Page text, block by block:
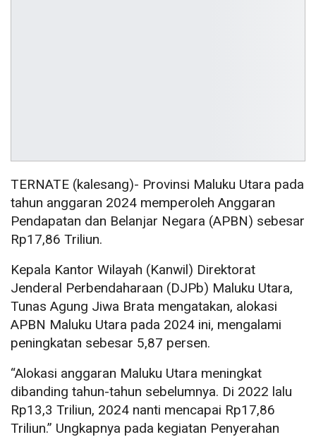
TERNATE (kalesang)- Provinsi Maluku Utara pada
tahun anggaran 2024 memperoleh Anggaran
Pendapatan dan Belanjar Negara (APBN) sebesar
Rp17,86 Triliun.
Kepala Kantor Wilayah (Kanwil) Direktorat
Jenderal Perbendaharaan (DJPb) Maluku Utara,
Tunas Agung Jiwa Brata mengatakan, alokasi
APBN Maluku Utara pada 2024 ini, mengalami
peningkatan sebesar 5,87 persen.
“Alokasi anggaran Maluku Utara meningkat
dibanding tahun-tahun sebelumnya. Di 2022 lalu
Rp13,3 Triliun, 2024 nanti mencapai Rp17,86
Triliun.” Ungkapnya pada kegiatan Penyerahan